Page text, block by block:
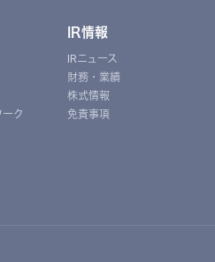
ク
IR情報
IRニュース
財務・業績
株式情報
免責事項